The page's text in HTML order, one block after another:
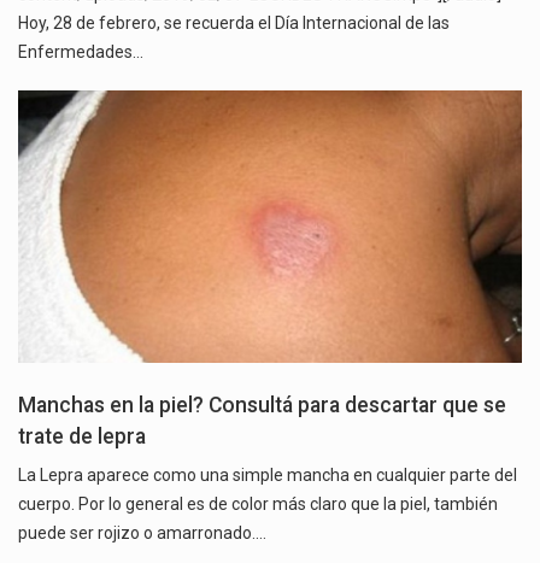
Hoy, 28 de febrero, se recuerda el Día Internacional de las
Enfermedades…
Manchas en la piel? Consultá para descartar que se
trate de lepra
La Lepra aparece como una simple mancha en cualquier parte del
cuerpo. Por lo general es de color más claro que la piel, también
puede ser rojizo o amarronado.…